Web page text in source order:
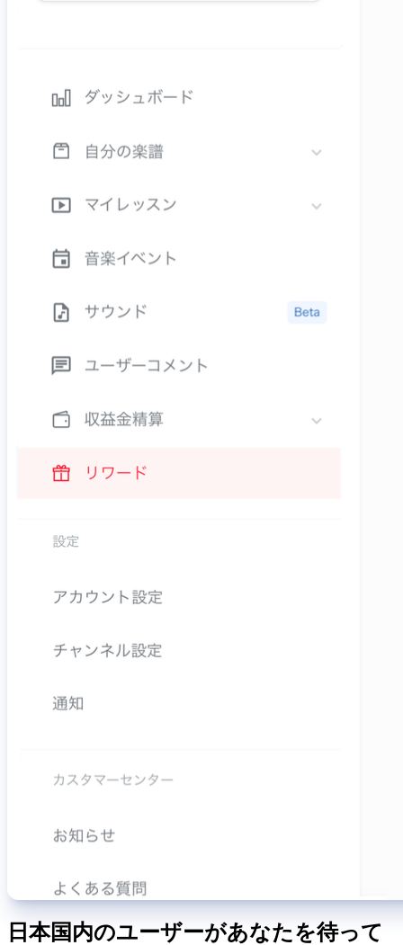
日本国内のユーザーがあなたを待って